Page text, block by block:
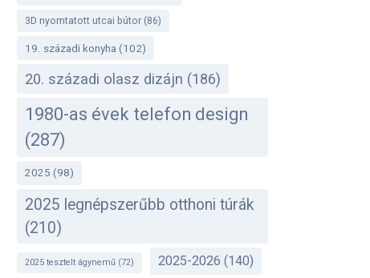
3D nyomtatott utcai bútor(86)
19. századi konyha (102)
20. századi olasz dizájn (186)
1980-as évek telefon design
(287)
2025 (98)
2025 legnépszerűbb otthoni túrák
(210)
2025 tesztelt ágynemű(72) 2025-2026 (140)